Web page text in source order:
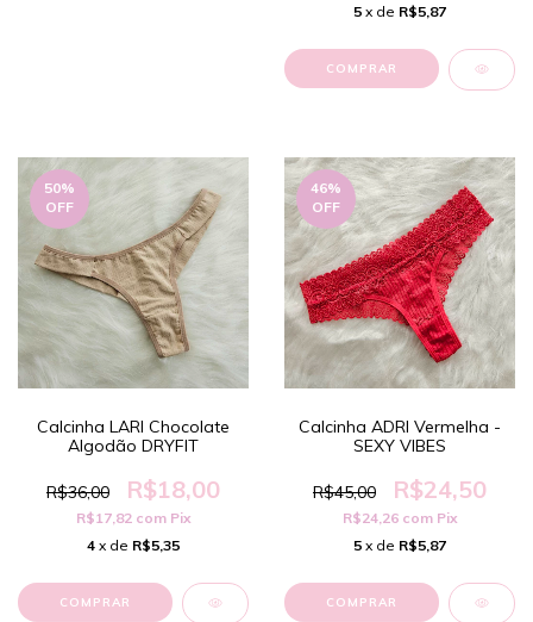
5 x de R$5,87
COMPRAR
50%
OFF
Calcinha LARI Chocolate
Algodão DRYFIT
R$36,00 R$18,00
R$17,82 com Pix
4 x de R$5,35
COMPRAR
46%
OFF
Calcinha ADRI Vermelha -
SEXY VIBES
R$45,00 R$24,50
R$24,26 com Pix
5 x de R$5,87
COMPRAR